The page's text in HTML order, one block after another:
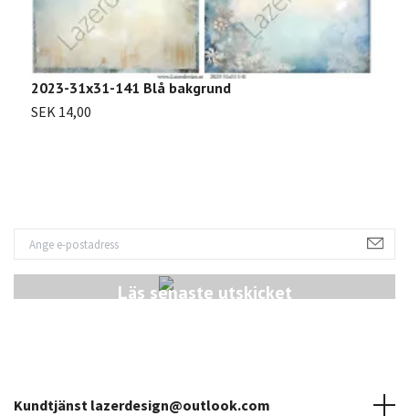
Läs senaste utskicket
2023-31x31-141 Blå bakgrund
SEK 14,00
Kundtjänst lazerdesign@outlook.com